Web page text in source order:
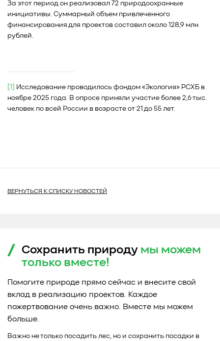
За этот период он реализовал 72 природоохранные
инициативы. Суммарный объем привлеченного
финансирования для проектов составил около 128,9 млн
рублей.
[1]
Исследование проводилось фондом «Экология» РСХБ в
ноябре 2025 года. В опросе приняли участие более 2,6 тыс.
человек по всей России в возрасте от 21 до 55 лет.
ВЕРНУТЬСЯ К СПИСКУ НОВОСТЕЙ
Сохранить природу мы можем
только вместе!
Помогите природе прямо сейчас и внесите свой
вклад в реализацию проектов. Каждое
пожертвование очень важно. Вместе мы можем
больше.
Важно не только посадить лес, но и сохранить посадки в